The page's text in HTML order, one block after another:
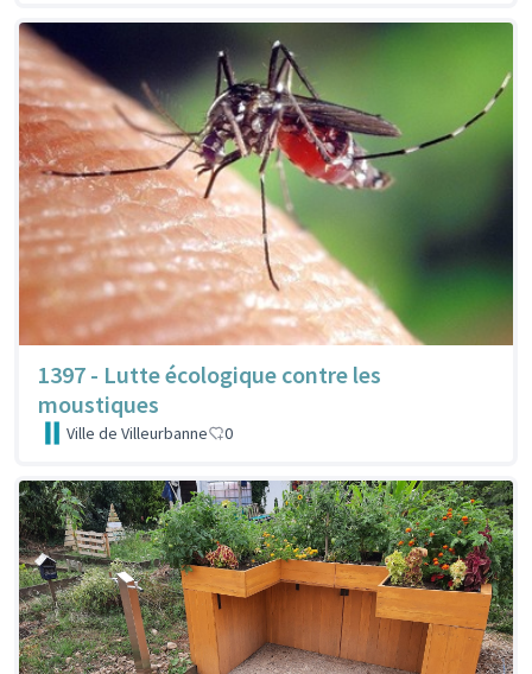
1397 - Lutte écologique contre les
moustiques
Ville de Villeurbanne 0